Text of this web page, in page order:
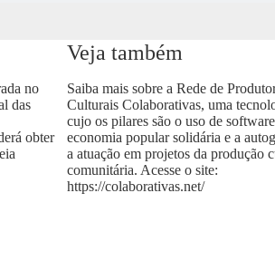
no
das
obter
Veja também
Saiba mais sobre a Rede de
Culturais Colaborativas, uma
cujo os pilares são o uso de
economia popular solidária e a
a atuação em projetos da produção
comunitária. Acesse o site:
https://colaborativas.net/